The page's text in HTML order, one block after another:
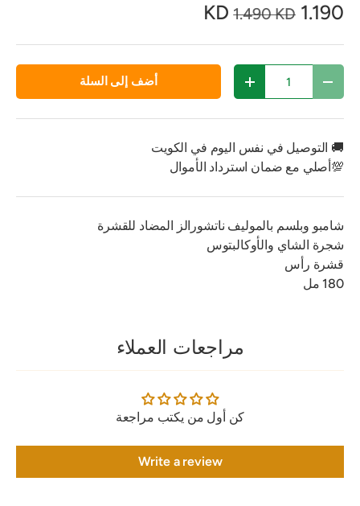
1.190 KD
1.490 KD
تقليل الكمية زيادة الكمية أضف إلى السلة
🚚 التوصيل في نفس اليوم في الكويت
💯أصلي مع ضمان استرداد الأموال
شامبو وبلسم بالموليف ناتشورالز المضاد للقشرة
شجرة الشاي والأوكالبتوس
قشرة رأس
180 مل
مراجعات العملاء
كن أول من يكتب مراجعة
Write a review